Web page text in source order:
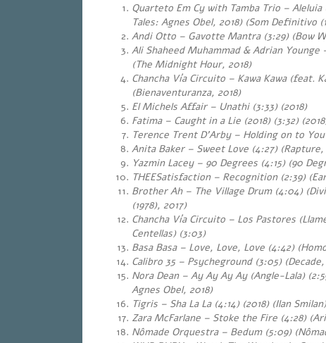
Quarteto Em Cy with Tamba Trio – Aleluia
Tales: Agnes Obel, 2018) (Som Definitivo
Andi Otto – Gavotte Mantra (3:29) (Bow
Ali Shaheed Muhammad & Adrian Younge
(The Midnight Hour, 2018)
Chancha Vía Circuito – Kawa Kawa (feat.
(Bienaventuranza, 2018)
El Michels Affair – Unathi (3:33) (2018)
Fatima – Caught in a Lie (2018) (3:32)
Terence Trent D’Arby – Holding on to
Anita Baker – Sweet Love (4:27)(Rapture,
Yazmin Lacey – 90 Degrees (4:15) (90
THEESatisfaction – Recognition (2:39) (
Brother Ah – The Village Drum (4:04)
(1978), 2017)
Chancha Vía Circuito – Los Pastores
Centellas) (3:03)
Basa Basa – Love, Love, Love (4:42)
Calibro 35 – Psycheground (3:05)
Nora Dean – Ay Ay Ay Ay (Angle-Lala)
Agnes Obel, 2018)
Tigris – Sha La La (4:14) (2018) (Ilan Smilan)
Zara McFarlane – Stoke the Fire (4:28)
Nômade Orquestra – Bedum (5:09)